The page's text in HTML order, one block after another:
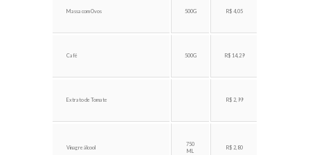
Massa com Ovos 500G R$ 4,05
Café 500G R$ 14,29
Extrato de Tomate R$ 2,99
Vinagre álcool
750
ML
R$ 2,80